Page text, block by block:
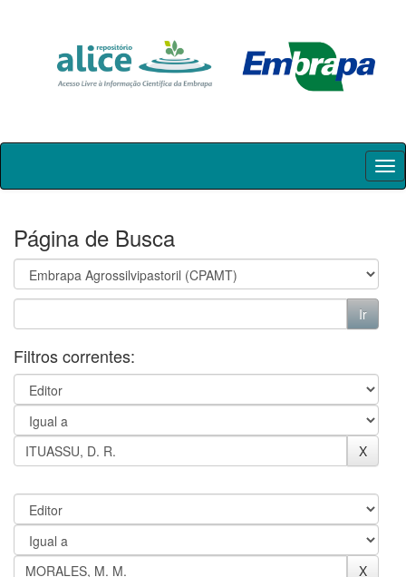
Skip
Página de Busca
Filtros correntes: